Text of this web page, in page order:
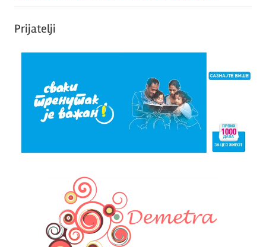
Prijatelji